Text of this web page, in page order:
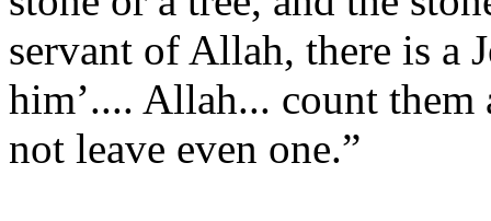
servant of Allah, there is a
him’.... Allah... count
not leave even one.”